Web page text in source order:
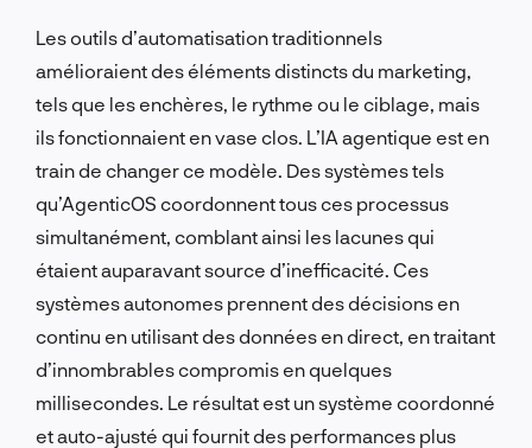
Les outils d’automatisation traditionnels
amélioraient des éléments distincts du marketing,
tels que les enchères, le rythme ou le ciblage, mais
ils fonctionnaient en vase clos. L’IA agentique est en
train de changer ce modèle. Des systèmes tels
qu’AgenticOS coordonnent tous ces processus
simultanément, comblant ainsi les lacunes qui
étaient auparavant source d’inefficacité. Ces
systèmes autonomes prennent des décisions en
continu en utilisant des données en direct, en traitant
d’innombrables compromis en quelques
millisecondes. Le résultat est un système coordonné
et auto-ajusté qui fournit des performances plus